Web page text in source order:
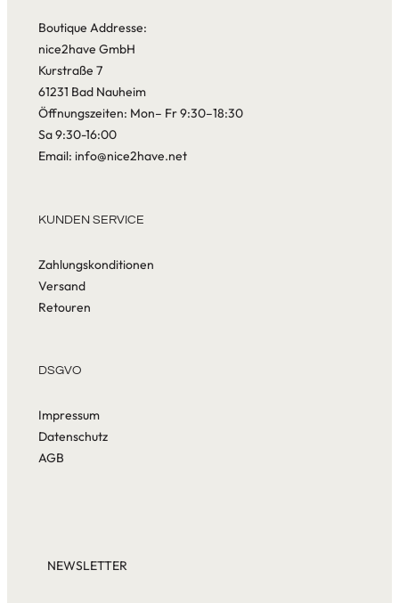
Boutique Addresse:
nice2have GmbH
Kurstraße 7
61231 Bad Nauheim
Öffnungszeiten: Mon– Fr 9:30–18:30
Sa 9:30-16:00
Email: info@nice2have.net
KUNDEN SERVICE
Zahlungskonditionen
Versand
Retouren
DSGVO
Impressum
Datenschutz
AGB
NEWSLETTER